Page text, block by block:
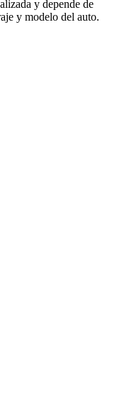
y depende de
y modelo del auto.